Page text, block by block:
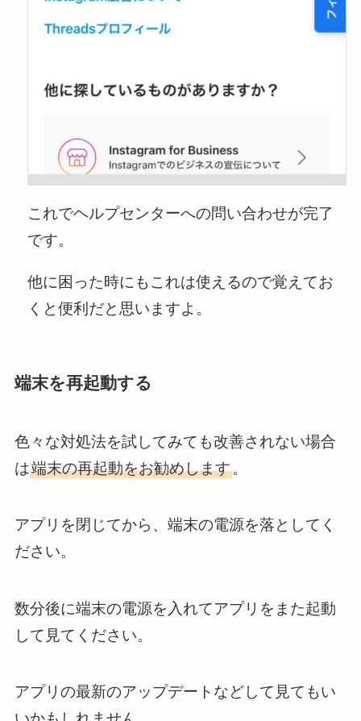
これでヘルプセンターへの問い合わせが完了
です。
他に困った時にもこれは使えるので覚えてお
くと便利だと思いますよ。
端末を再起動する
色々な対処法を試してみても改善されない場合
は端末の再起動をお勧めします。
アプリを閉じてから、端末の電源を落としてく
ださい。
数分後に端末の電源を入れてアプリをまた起動
して見てください。
アプリの最新のアップデートなどして見てもい